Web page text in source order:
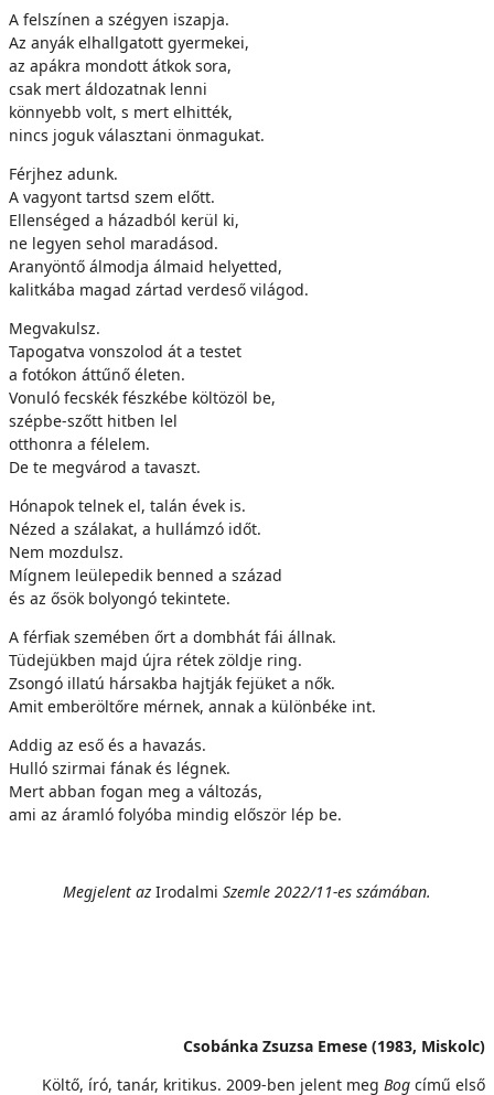
A felszínen a szégyen iszapja.
Az anyák elhallgatott gyermekei,
az apákra mondott átkok sora,
csak mert áldozatnak lenni
könnyebb volt, s mert elhitték,
nincs joguk választani önmagukat.
Férjhez adunk.
A vagyont tartsd szem előtt.
Ellenséged a házadból kerül ki,
ne legyen sehol maradásod.
Aranyöntő álmodja álmaid helyetted,
kalitkába magad zártad verdeső világod.
Megvakulsz.
Tapogatva vonszolod át a testet
a fotókon áttűnő életen.
Vonuló fecskék fészkébe költözöl be,
szépbe-szőtt hitben lel
otthonra a félelem.
De te megvárod a tavaszt.
Hónapok telnek el, talán évek is.
Nézed a szálakat, a hullámzó időt.
Nem mozdulsz.
Mígnem leülepedik benned a század
és az ősök bolyongó tekintete.
A férfiak szemében őrt a dombhát fái állnak.
Tüdejükben majd újra rétek zöldje ring.
Zsongó illatú hársakba hajtják fejüket a nők.
Amit emberöltőre mérnek, annak a különbéke int.
Addig az eső és a havazás.
Hulló szirmai fának és légnek.
Mert abban fogan meg a változás,
ami az áramló folyóba mindig először lép be.
Megjelent az Irodalmi Szemle 2022/11-es számában.
Csobánka Zsuzsa Emese (1983, Miskolc)
Költő, író, tanár, kritikus. 2009-ben jelent meg Bog című első